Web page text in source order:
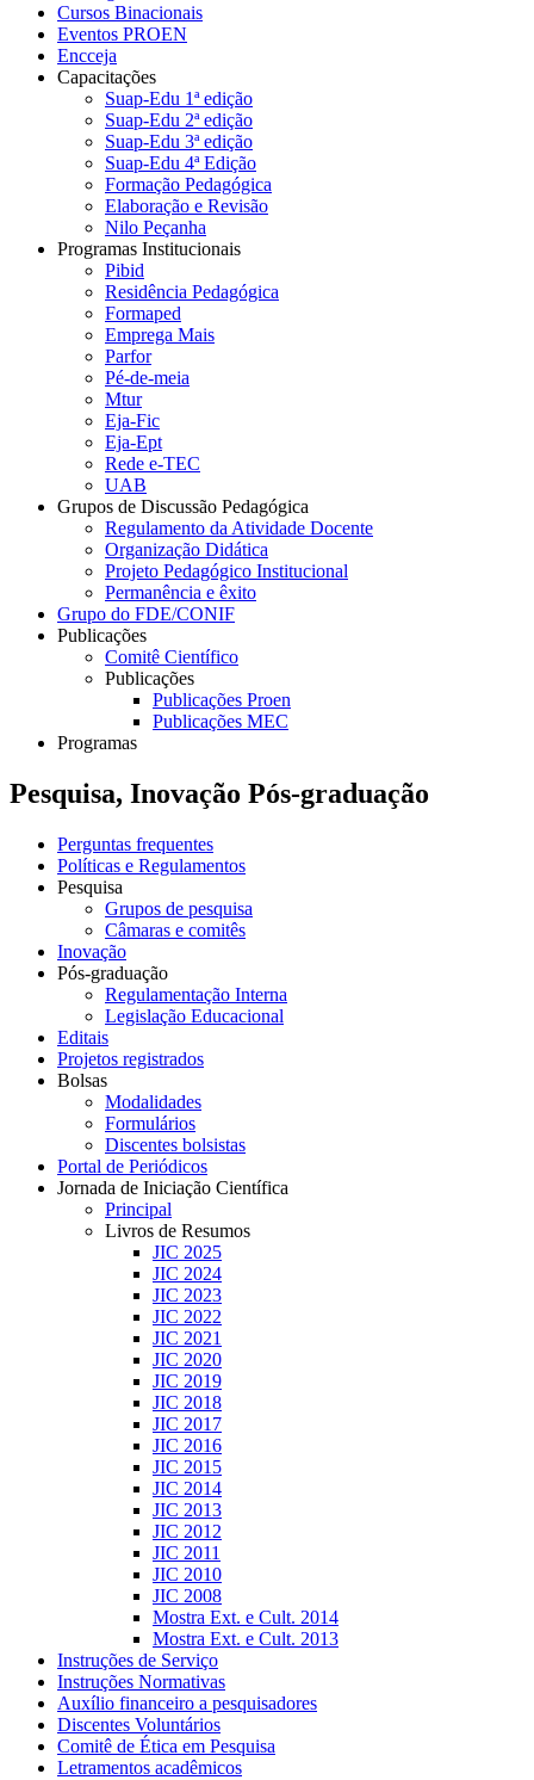
Cursos Binacionais
Eventos PROEN
Encceja
Capacitações
Suap-Edu 1ª edição
Suap-Edu 2ª edição
Suap-Edu 3ª edição
Suap-Edu 4ª Edição
Formação Pedagógica
Elaboração e Revisão
Nilo Peçanha
Programas Institucionais
Pibid
Residência Pedagógica
Formaped
Emprega Mais
Parfor
Pé-de-meia
Mtur
Eja-Fic
Eja-Ept
Rede e-TEC
UAB
Grupos de Discussão Pedagógica
Regulamento da Atividade Docente
Organização Didática
Projeto Pedagógico Institucional
Permanência e êxito
Grupo do FDE/CONIF
Publicações
Comitê Científico
Publicações
Publicações Proen
Publicações MEC
Programas
Pesquisa, Inovação Pós-graduação
Perguntas frequentes
Políticas e Regulamentos
Pesquisa
Grupos de pesquisa
Câmaras e comitês
Inovação
Pós-graduação
Regulamentação Interna
Legislação Educacional
Editais
Projetos registrados
Bolsas
Modalidades
Formulários
Discentes bolsistas
Portal de Periódicos
Jornada de Iniciação Científica
Principal
Livros de Resumos
JIC 2025
JIC 2024
JIC 2023
JIC 2022
JIC 2021
JIC 2020
JIC 2019
JIC 2018
JIC 2017
JIC 2016
JIC 2015
JIC 2014
JIC 2013
JIC 2012
JIC 2011
JIC 2010
JIC 2008
Mostra Ext. e Cult. 2014
Mostra Ext. e Cult. 2013
Instruções de Serviço
Instruções Normativas
Auxílio financeiro a pesquisadores
Discentes Voluntários
Comitê de Ética em Pesquisa
Letramentos acadêmicos